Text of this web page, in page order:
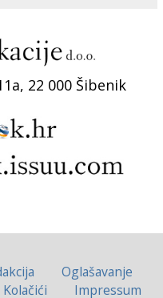
22 000 Šibenik
Oglašavanje
Kolačići
Impressum